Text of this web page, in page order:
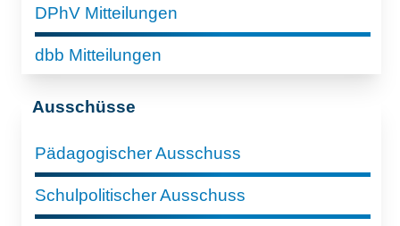
DPhV Mitteilungen
dbb Mitteilungen
Ausschüsse
Pädagogischer Ausschuss
Schulpolitischer Ausschuss